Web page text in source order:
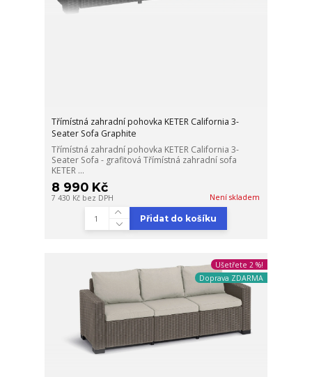
Třímístná zahradní pohovka KETER California 3-
Seater Sofa Graphite
Třímístná zahradní pohovka KETER California 3-
Seater Sofa - grafitová Třímístná zahradní sofa
KETER ...
8 990 Kč
7 430 Kč bez DPH Není skladem
Přidat do košíku
Ušetřete 2 %!
Doprava ZDARMA